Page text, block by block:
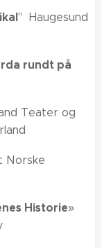
" Haugesund
rundt på
Teater og
Norske
Historie»